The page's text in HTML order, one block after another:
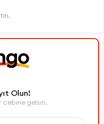
Olun!
cebine gelsin.